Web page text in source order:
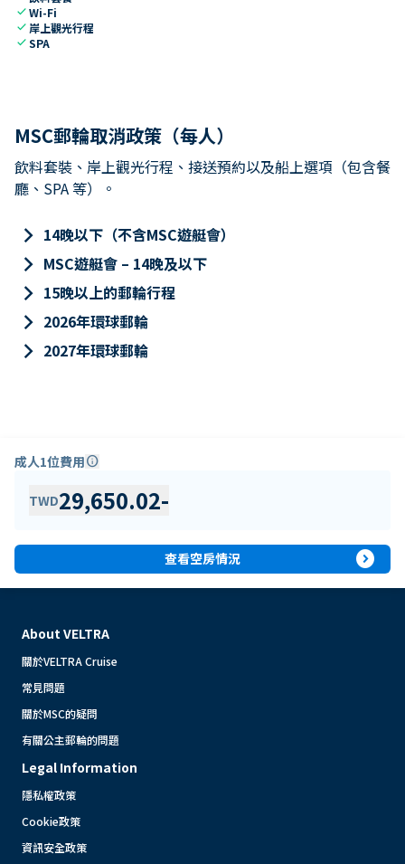
checkWi-Fi
check 岸上觀光行程
checkSPA
MSC郵輪取消政策（每人）
飲料套裝、岸上觀光行程、接送預約以及船上選項（包含餐
廳、SPA 等）。
keyboard_arrow_right 14晚以下（不含MSC遊艇會）
keyboard_arrow_right MSC遊艇會 – 14晚及以下
keyboard_arrow_right 15晚以上的郵輪行程
keyboard_arrow_right 2026年環球郵輪
keyboard_arrow_right 2027年環球郵輪
成人1位費用info
TWD29,650.02-
查看空房情況 expand_circle_right
About VELTRA
關於VELTRA Cruise
常見問題
關於MSC的疑問
有關公主郵輪的問題
Legal Information
隱私權政策
Cookie政策
資訊安全政策